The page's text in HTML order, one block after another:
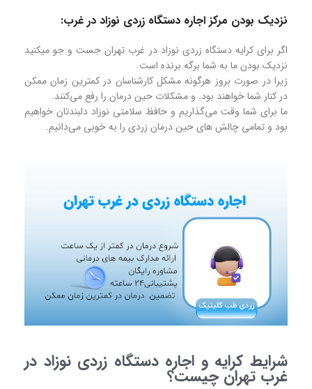
نزدیک بودن مرکز اجاره دستگاه زردی نوزاد در غرب:
اگر برای کرایه دستگاه زردی نوزاد در غرب تهران جست و جو میکنید
نزدیک بودن ما به شما برگه برنده است.
زیرا در صورت بروز هرگونه مشکل کارشناسان در کمترین زمان ممکن
در کنار شما خواهند بود. و مشکلات حین درمان را رفع می‌کنند.
ما برای شما وقت می‌گذاریم و حافظ سلامتی نوزاد دلبندتان خواهیم
بود و تمامی چالش های حین درمان زردی را به خوبی می‌دانیم.
شرایط کرایه و اجاره دستگاه زردی نوزاد در
غرب تهران چیست؟